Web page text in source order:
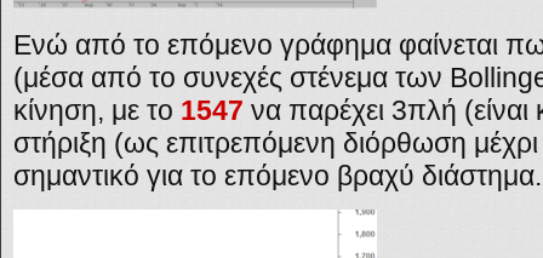
Ενώ από το επόμενο γράφημα φαίνεται
(μέσα από το συνεχές στένεμα των
κίνηση, με το 1547 να παρέχει 3πλή
στήριξη (ως επιτρεπόμενη διόρθωση μέχρι
σημαντικό για το επόμενο βραχύ διάστημα.